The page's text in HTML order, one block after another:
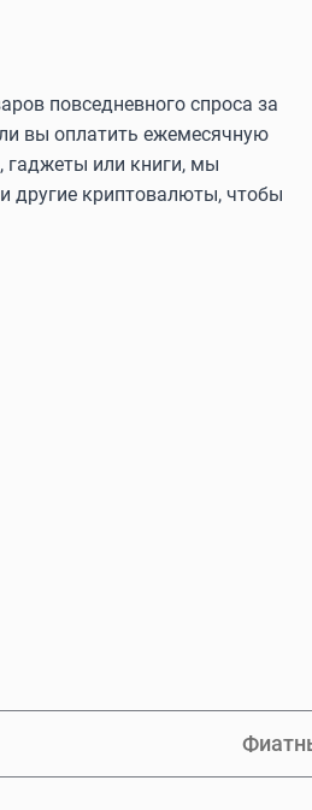
повседневного спроса за
вы оплатить ежемесячную
гаджеты или книги, мы
другие криптовалюты, чтобы